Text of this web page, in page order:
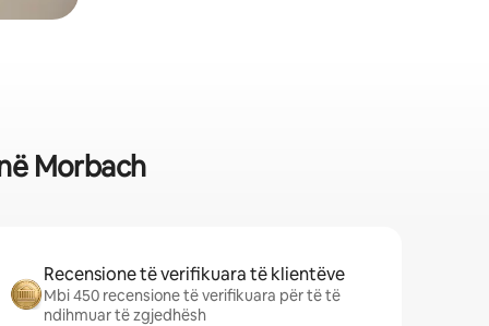
Morbach
Recensione të verifikuara të klientëve
Mbi 450 recensione të verifikuara për të të
ndihmuar të zgjedhësh